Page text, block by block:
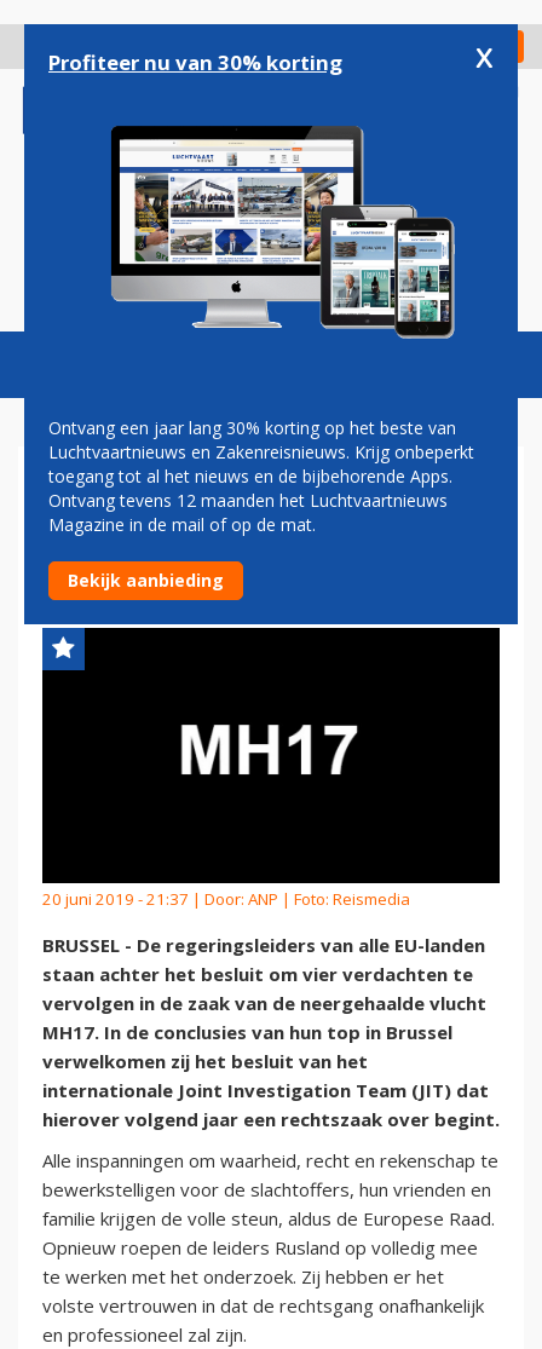
gaan
Check in
Magazine Podcasts Vacatures
EU-LEIDERS ACHTER
VERVOLGING MH17-
VERDACHTEN
20 juni 2019 - 21:37 | Door: ANP | Foto: Reismedia
BRUSSEL - De regeringsleiders van alle EU-landen
staan achter het besluit om vier verdachten te
vervolgen in de zaak van de neergehaalde vlucht
MH17. In de conclusies van hun top in Brussel
verwelkomen zij het besluit van het
internationale Joint Investigation Team (JIT) dat
hierover volgend jaar een rechtszaak over begint.
Alle inspanningen om waarheid, recht en rekenschap te
bewerkstelligen voor de slachtoffers, hun vrienden en
familie krijgen de volle steun, aldus de Europese Raad.
Opnieuw roepen de leiders Rusland op volledig mee
te werken met het onderzoek. Zij hebben er het
volste vertrouwen in dat de rechtsgang onafhankelijk
en professioneel zal zijn.
Profiteer nu van 30% korting x
Ontvang een jaar lang 30% korting op het beste van
Luchtvaartnieuws en Zakenreisnieuws. Krijg onbeperkt
toegang tot al het nieuws en de bijbehorende Apps.
Ontvang tevens 12 maanden het Luchtvaartnieuws
Magazine in de mail of op de mat.
Bekijk aanbieding